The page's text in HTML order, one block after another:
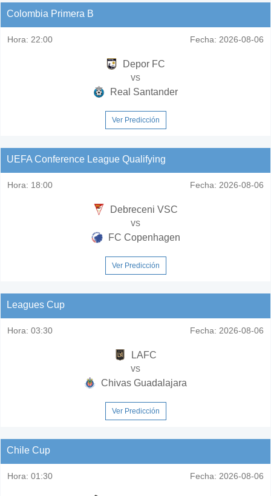
Colombia Primera B
Hora: 22:00 Fecha: 2026-08-06
Depor FC
vs
Real Santander
Ver Predicción
UEFA Conference League Qualifying
Hora: 18:00 Fecha: 2026-08-06
Debreceni VSC
vs
FC Copenhagen
Ver Predicción
Leagues Cup
Hora: 03:30 Fecha: 2026-08-06
LAFC
vs
Chivas Guadalajara
Ver Predicción
Chile Cup
Hora: 01:30 Fecha: 2026-08-06